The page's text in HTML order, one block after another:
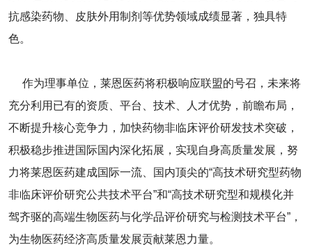
抗感染药物、皮肤外用制剂等优势领域成绩显著，独具特
色。
作为理事单位，莱恩医药将积极响应联盟的号召，未来将
充分利用已有的资质、平台、技术、人才优势，前瞻布局，
不断提升核心竞争力，加快药物非临床评价研发技术突破，
积极稳步推进国际国内深化拓展，实现自身高质量发展，努
力将莱恩医药建成国际一流、国内顶尖的“高技术研究型药物
非临床评价研究公共技术平台”和“高技术研究型和规模化并
驾齐驱的高端生物医药与化学品评价研究与检测技术平台”，
为生物医药经济高质量发展贡献莱恩力量。